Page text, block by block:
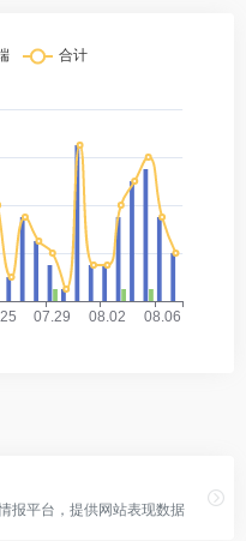
报平台，提供网站表现数据